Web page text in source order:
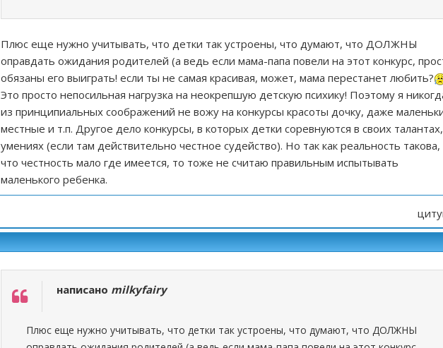
Плюс еще нужно учитывать, что детки так устроены, что думают, что ДОЛЖНЫ
оправдать ожидания родителей (а ведь если мама-папа повели на этот конкурс,
обязаны его выиграть! если ты не самая красивая, может, мама перестанет любить?
Это просто непосильная нагрузка на неокрепшую детскую психику! Поэтому я
из принципиальных соображений не вожу на конкурсы красоты дочку, даже
местные и т.п. Другое дело конкурсы, в которых детки соревнуются в своих талантах,
умениях (если там действительно честное судейство). Но так как реальность такова,
что честность мало где имеется, то тоже не считаю правильным испытывать
маленького ребенка.
написано milkyfairy
Плюс еще нужно учитывать, что детки так устроены, что думают, что ДОЛЖНЫ